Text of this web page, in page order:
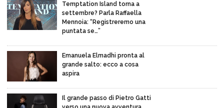
Temptation Island torna a
settembre? Parla Raffaella
Mennoia: “Registreremo una
puntata se…”
Emanuela Elmadhi pronta al
grande salto: ecco a cosa
aspira
Il grande passo di Pietro Gatti